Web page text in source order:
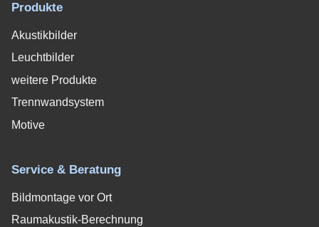
Produkte
Akustikbilder
Leuchtbilder
weitere Produkte
Trennwandsystem
Motive
Service & Beratung
Bildmontage vor Ort
Raumakustik-Berechnung